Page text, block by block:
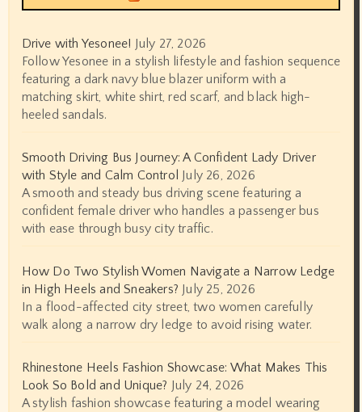
Drive with Yesonee! July 27, 2026
Follow Yesonee in a stylish lifestyle and fashion sequence
featuring a dark navy blue blazer uniform with a
matching skirt, white shirt, red scarf, and black high-
heeled sandals.
Smooth Driving Bus Journey: A Confident Lady Driver
with Style and Calm Control July 26, 2026
A smooth and steady bus driving scene featuring a
confident female driver who handles a passenger bus
with ease through busy city traffic.
How Do Two Stylish Women Navigate a Narrow Ledge
in High Heels and Sneakers? July 25, 2026
In a flood-affected city street, two women carefully
walk along a narrow dry ledge to avoid rising water.
Rhinestone Heels Fashion Showcase: What Makes This
Look So Bold and Unique? July 24, 2026
A stylish fashion showcase featuring a model wearing